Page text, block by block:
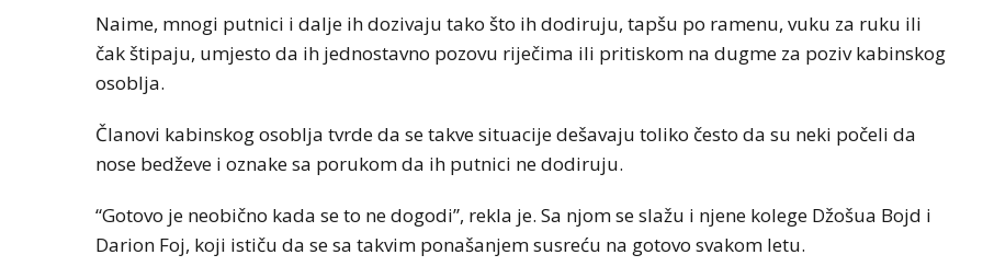
Naime, mnogi putnici i dalje ih dozivaju tako što ih dodiruju, tapšu po ramenu, vuku za ruku ili
čak štipaju, umjesto da ih jednostavno pozovu riječima ili pritiskom na dugme za poziv kabinskog
osoblja.
Članovi kabinskog osoblja tvrde da se takve situacije dešavaju toliko često da su neki počeli da
nose bedževe i oznake sa porukom da ih putnici ne dodiruju.
“Gotovo je neobično kada se to ne dogodi”, rekla je. Sa njom se slažu i njene kolege Džošua Bojd i
Darion Foj, koji ističu da se sa takvim ponašanjem susreću na gotovo svakom letu.